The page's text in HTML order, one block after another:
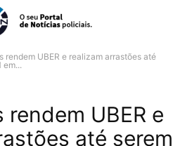
rendem UBER e realizam arrastões até
em...
UBER e
até serem